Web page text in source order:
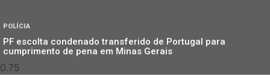
POLÍCIA
PF escolta condenado transferido de Portugal para
cumprimento de pena em Minas Gerais